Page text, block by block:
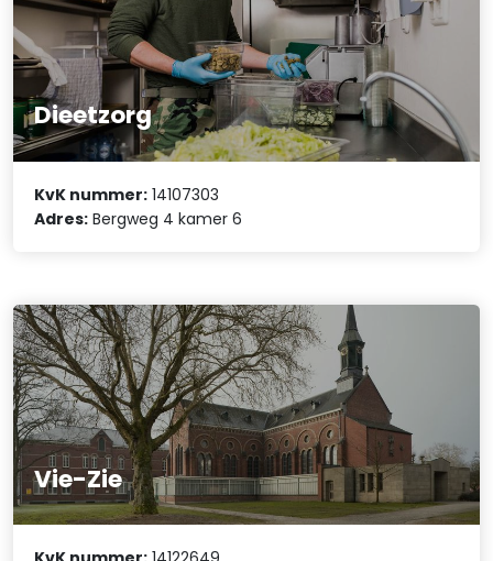
Dieetzorg
KvK nummer: 14107303
Adres: Bergweg 4 kamer 6
Vie-Zie